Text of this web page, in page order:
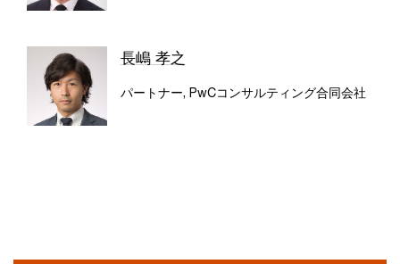
長嶋 孝之
パートナー, PwCコンサルティング合同会社